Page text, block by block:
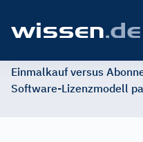
Einmalkauf versus
Software-Lizenzmodell